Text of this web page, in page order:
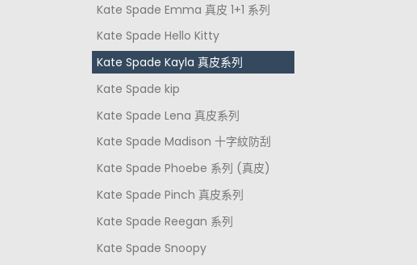
Kate Spade Emma 真皮 1+1 系列
Kate Spade Hello Kitty
Kate Spade Kayla 真皮系列
Kate Spade kip
Kate Spade Lena 真皮系列
Kate Spade Madison 十字紋防刮
Kate Spade Phoebe 系列 (真皮)
Kate Spade Pinch 真皮系列
Kate Spade Reegan 系列
Kate Spade Snoopy